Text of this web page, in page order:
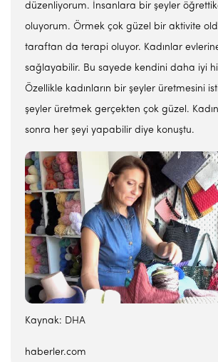
düzenliyorum. İnsanlara bir şeyler
oluyorum. Örmek çok güzel bir aktivite
taraftan da terapi oluyor. Kadınlar
sağlayabilir. Bu sayede kendini daha iyi
Özellikle kadınların bir şeyler üretmesini
şeyler üretmek gerçekten çok güzel.
sonra her şeyi yapabilir diye konuştu.
Kaynak: DHA
haberler.com